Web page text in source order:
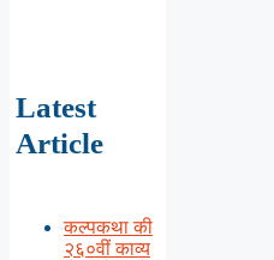
Latest
Article
कल्पकथा की
२६०वीं काव्य